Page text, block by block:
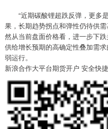
“近期碳酸锂超跌反弹，更多
果，长期趋势拐点和弹性仍待供
然从当前盘面价格看，进一步下
供给增长预期的高确定性叠加需
弱运行。
新浪合作大平台期货开户 安全快